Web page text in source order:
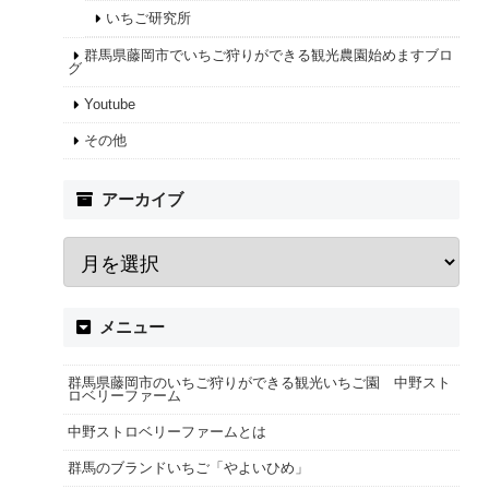
いちご研究所
群馬県藤岡市でいちご狩りができる観光農園始めますブロ
グ
Youtube
その他
アーカイブ
メニュー
群馬県藤岡市のいちご狩りができる観光いちご園 中野スト
ロベリーファーム
中野ストロベリーファームとは
群馬のブランドいちご「やよいひめ」